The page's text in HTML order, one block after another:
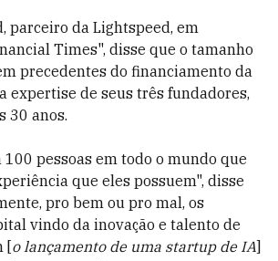
parceiro da Lightspeed, em
Times", disse que o tamanho
precedentes do financiamento da
expertise de seus três fundadores,
30 anos.
pessoas em todo o mundo que
que eles possuem", disse
pro bem ou pro mal, os
vindo da inovação e talento de
[o lançamento de uma startup de IA]